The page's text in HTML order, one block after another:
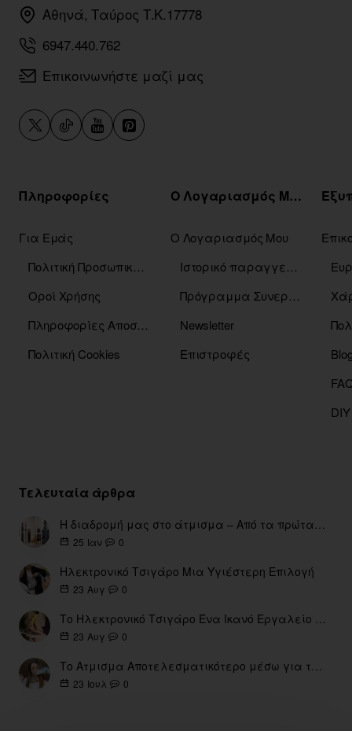
Αθηνά, Ταύρος Τ.Κ.17778
6947.440.762
Επικοινωνήστε μαζί μας
Πληροφορίες
Για Εμάς
Πολιτική Προσωπικών Δεδομένων
Οροί Χρήσης
Πληροφορίες Αποστόλης
Πολιτική Cookies
Ο Λογαριασμός Μου
Ο Λογαριασμός Μου
Ιστορικό παραγγελιών
Πρόγραμμα Συνεργατών
Newsletter
Επιστροφές
Τελευταία άρθρα
Η διαδρομή μας στο άτμισμα – Από τα πρώτα eGo έως τη σύγχρονη εποχή
25 Ιαν 0
Ηλεκτρονικό Τσιγάρο Μια Υγιέστερη Επιλογή
23 Αυγ 0
Το Ηλεκτρονικό Τσιγάρο Ένα Ικανό Εργαλείο για τη Διακοπή του Καπνίσματος
23 Αυγ 0
Το Ατμισμα Αποτελεσματικότερο μέσω για την διακοπή Καπνίσματος
23 Ιουλ 0